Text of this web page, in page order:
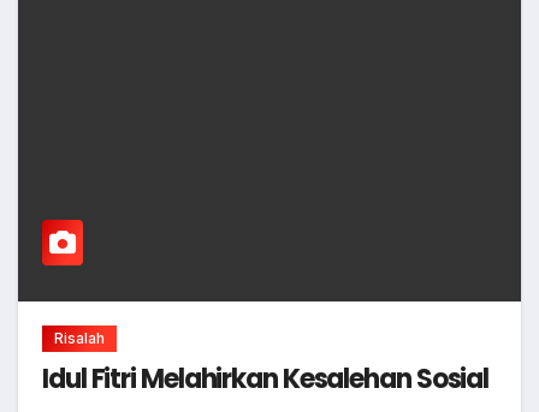
Risalah
Idul Fitri Melahirkan Kesalehan Sosial